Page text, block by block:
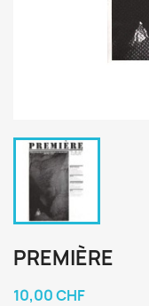
PREMIÈRE
10,00 CHF